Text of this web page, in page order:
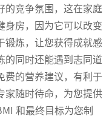
的竞争氛围，这在家庭
身房，因为它可以改变
锻炼，让您获得成就感
的同时还能遇到志同道
费的营养建议，有利于
家随时待命，为您提供
和最终目标为您制